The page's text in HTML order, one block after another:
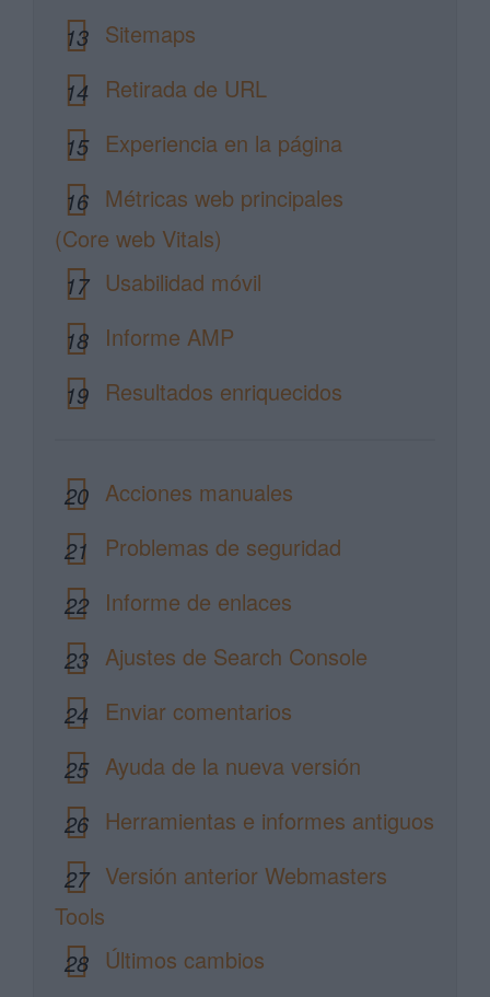
13 Sitemaps
14
Retirada de URL
15 Experiencia en la página
16 Métricas web principales
(Core web Vitals)
17 Usabilidad móvil
18 Informe AMP
19 Resultados enriquecidos
20 Acciones manuales
21
Problemas de seguridad
22 Informe de enlaces
23 Ajustes de Search Console
24
Enviar comentarios
25 Ayuda de la nueva versión
26 Herramientas e informes antiguos
27 Versión anterior Webmasters
Tools
28 Últimos cambios